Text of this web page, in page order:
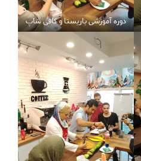
دوره آموزشی باریستا و کافی شاپ